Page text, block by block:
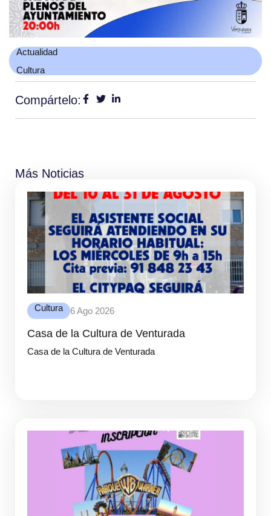
Actualidad
Cultura
Compártelo:
Más Noticias
Cultura 6 Ago 2026
Casa de la Cultura de Venturada
Casa de la Cultura de Venturada